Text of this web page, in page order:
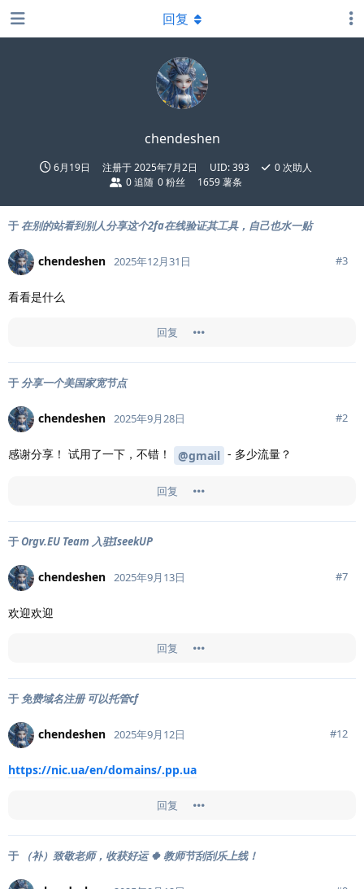
chendeshen
6月19日 注册于2025年7月2日 UID:393 0 次助人
0追随 0粉丝 1659 薯条
回复
于在别的站看到别人分享这个2fa在线验证其工具，自己也水一贴
chendeshen 2025年12月31日 #3
看看是什么
回复
于 分享一个美国家宽节点
chendeshen 2025年9月28日 #2
感谢分享！ 试用了一下，不错！ @gmail - 多少流量？
回复
于Orgv.EU Team 入驻IseekUP
chendeshen 2025年9月13日 #7
欢迎欢迎
回复
于 免费域名注册 可以托管cf
chendeshen 2025年9月12日 #12
https://nic.ua/en/domains/.pp.ua
回复
于 （补）致敬老师，收获好运 🍀 教师节刮刮乐上线！